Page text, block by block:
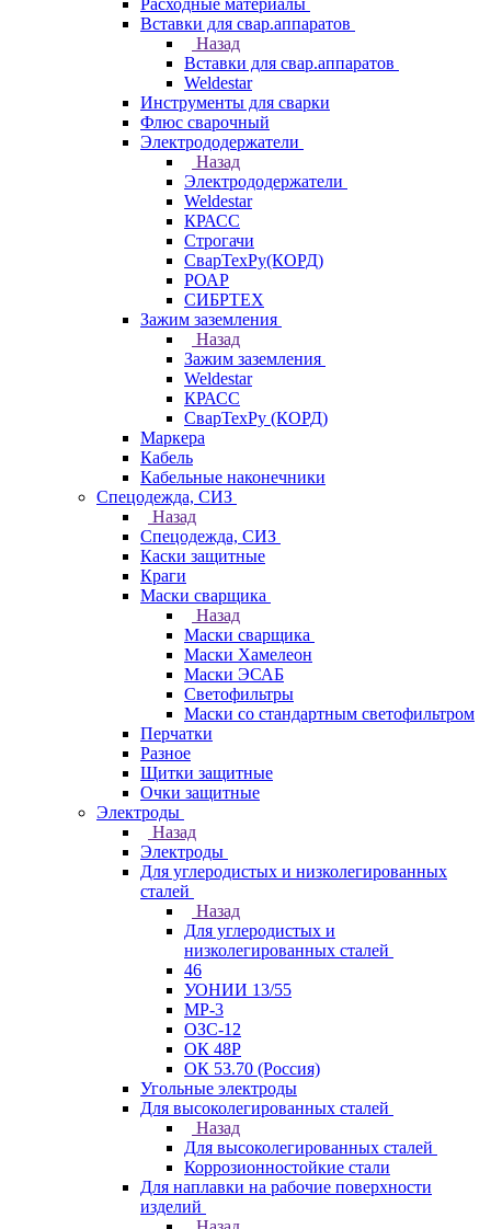
Расходные материалы
Вставки для свар.аппаратов
Назад
Вставки для свар.аппаратов
Weldestar
Инструменты для сварки
Флюс сварочный
Электрододержатели
Назад
Электрододержатели
Weldestar
КРАСС
Строгачи
СварТехРу(КОРД)
РОАР
СИБРТЕХ
Зажим заземления
Назад
Зажим заземления
Weldestar
КРАСС
СварТехРу (КОРД)
Маркера
Кабель
Кабельные наконечники
Спецодежда, СИЗ
Назад
Спецодежда, СИЗ
Каски защитные
Краги
Маски сварщика
Назад
Маски сварщика
Маски Хамелеон
Маски ЭСАБ
Светофильтры
Маски со стандартным светофильтром
Перчатки
Разное
Щитки защитные
Очки защитные
Электроды
Назад
Электроды
Для углеродистых и низколегированных
сталей
Назад
Для углеродистых и
низколегированных сталей
46
УОНИИ 13/55
МР-3
ОЗС-12
ОК 48Р
ОК 53.70 (Россия)
Угольные электроды
Для высоколегированных сталей
Назад
Для высоколегированных сталей
Коррозионностойкие стали
Для наплавки на рабочие поверхности
изделий